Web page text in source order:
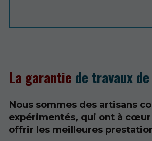
La garantie de travaux
Nous sommes des artisans
expérimentés, qui ont à cœur
offrir les meilleures